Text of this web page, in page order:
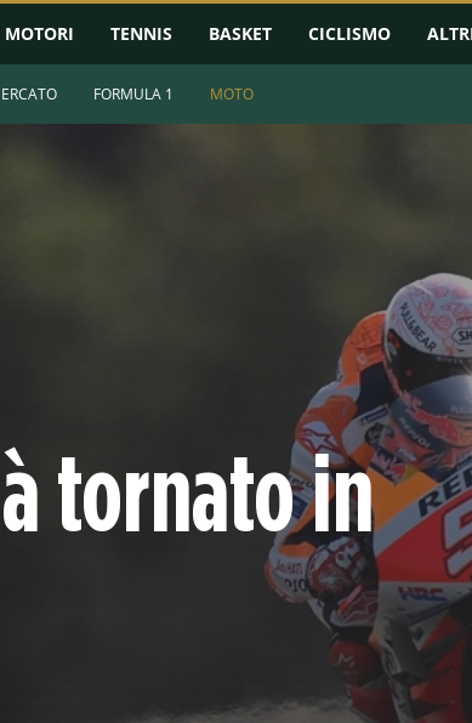
MOTORI TENNIS BASKET CICLISMO
FORMULA 1 MOTO
tornato in